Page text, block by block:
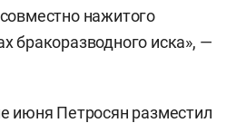
нажитого
бракоразводного иска», —
июня Петросян разместил